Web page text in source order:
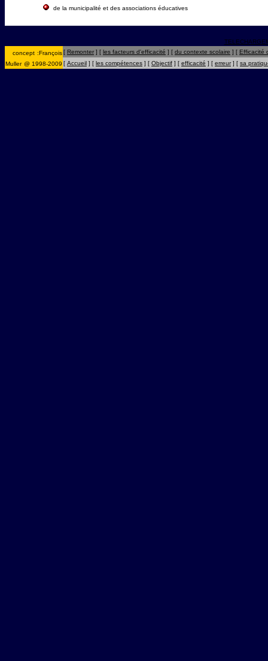
de la municipalité et des associations éducatives
concept :François
Muller @ 1998-2009
[ Remonter ] [ les facteurs d'efficacité ] [ du contexte scolaire ] [ Efficacité
[ Accueil ] [ les compétences ] [ Objectif ] [ efficacité ] [ erreur] [ sa